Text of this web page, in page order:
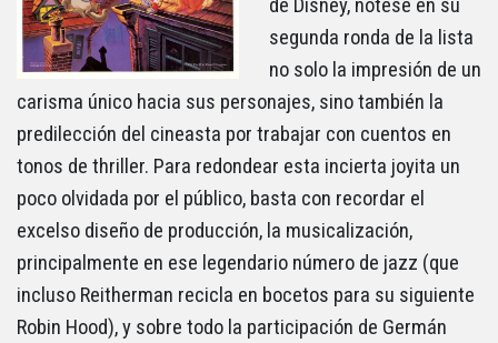
de Disney, nótese en su
segunda ronda de la lista
no solo la impresión de un
carisma único hacia sus personajes, sino también la
predilección del cineasta por trabajar con cuentos en
tonos de thriller. Para redondear esta incierta joyita un
poco olvidada por el público, basta con recordar el
excelso diseño de producción, la musicalización,
principalmente en ese legendario número de jazz (que
incluso Reitherman recicla en bocetos para su siguiente
Robin Hood), y sobre todo la participación de Germán